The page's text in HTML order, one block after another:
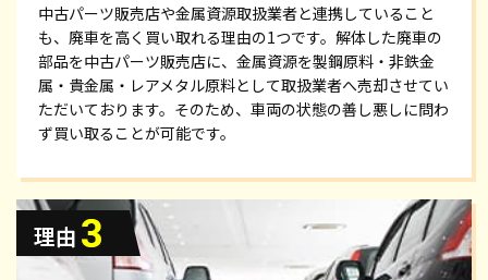
中古パーツ販売店や金属資源取扱業者と連携していること
も、廃車を高く買い取れる理由の1つです。解体した廃車の
部品を中古パーツ販売店に、金属資源を製鋼原料・非鉄金
属・貴金属・レアメタル原料として取扱業者へ売却させてい
ただいております。そのため、車両の状態の善し悪しに問わ
ず買い取ることが可能です。